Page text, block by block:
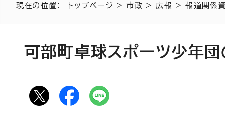
現在の位置： トップページ >市政 > 広報 >報道関係
可部町卓球スポーツ少年団